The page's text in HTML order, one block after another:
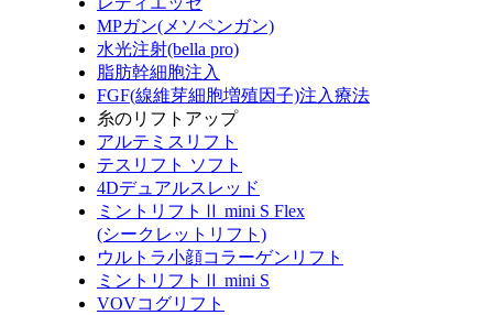
MPガン(メソペンガン)
水光注射(bella pro)
脂肪幹細胞注入
FGF(線維芽細胞増殖因子)注入療法
糸のリフトアップ
アルテミスリフト
テスリフト ソフト
4Dデュアルスレッド
ミントリフトⅡ mini S Flex
(シークレットリフト)
ウルトラ小顔コラーゲンリフト
ミントリフトⅡ mini S
VOVコグリフト